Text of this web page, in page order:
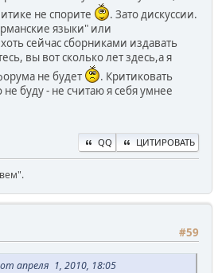
не спорите
. Зато дискуссии.
языки" или
сейчас сборниками издавать
вы вот сколько лет здесь,а я
не будет
. Критиковать
буду - не считаю я себя умнее
QQ ЦИТИРОВАТЬ
#59
апреля 1, 2010, 18:05